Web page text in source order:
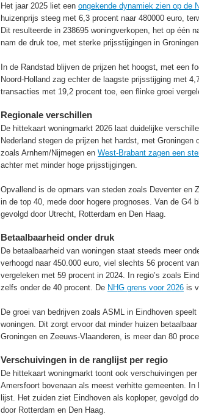
Het jaar 2025 liet een ongekende dynamiek zien op de
huizenprijs steeg met 6,3 procent naar 480000 euro,
Dit resulteerde in 238695 woningverkopen, het op één
nam de druk toe, met sterke prijsstijgingen in Groningen
In de Randstad blijven de prijzen het hoogst, met een
Noord-Holland zag echter de laagste prijsstijging met
transacties met 19,2 procent toe, een flinke groei
Regionale verschillen
De hittekaart woningmarkt 2026 laat duidelijke
Nederland stegen de prijzen het hardst, met Groningen
zoals Arnhem/Nijmegen en West-Brabant zagen een
achter met minder hoge prijsstijgingen.
Opvallend is de opmars van steden zoals Deventer en
in de top 40, mede door hogere prognoses. Van de G4
gevolgd door Utrecht, Rotterdam en Den Haag.
Betaalbaarheid onder druk
De betaalbaarheid van woningen staat steeds meer
verhoogd naar 450.000 euro, viel slechts 56 procent
vergeleken met 59 procent in 2024. In regio’s zoals
zelfs onder de 40 procent. De NHG grens voor 2026 is
De groei van bedrijven zoals ASML in Eindhoven
woningen. Dit zorgt ervoor dat minder huizen
Groningen en Zeeuws-Vlaanderen, is meer dan 80
Verschuivingen in de ranglijst per regio
De hittekaart woningmarkt toont ook verschuivingen
Amersfoort bovenaan als meest verhitte gemeenten. In
lijst. Het zuiden ziet Eindhoven als koploper, gevolgd
door Rotterdam en Den Haag.